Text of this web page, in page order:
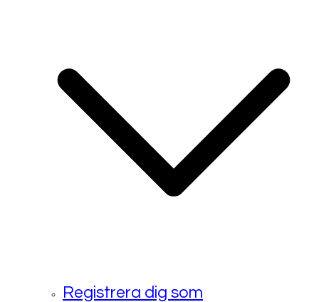
Registrera dig som